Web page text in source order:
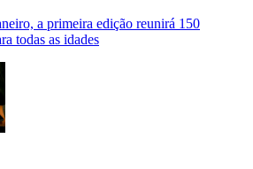
a primeira edição reunirá 150
todas as idades